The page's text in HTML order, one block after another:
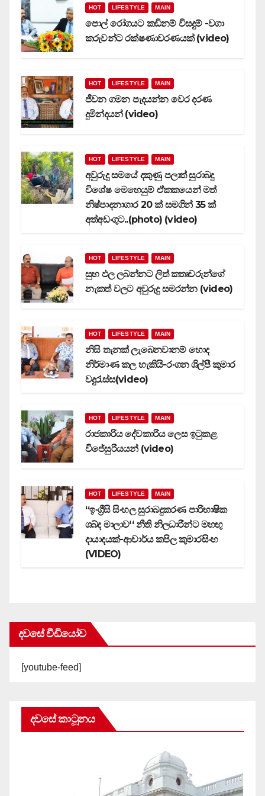
HOT LIFESTYLE MAIN
පොල් රෝගයට කඩිනම් විසදුම් -වගා
කරුවන්ට රක්ෂණාවරණයක් (video)
HOT LIFESTYLE MAIN
ජීවන ගමන පැදයන්න වෙර දරණ
දුමින්දයන් (video)
HOT LIFESTYLE MAIN
අවුරුදු සමයේ දකුණු පලාත් සුරාබදු
විශේෂ මෙහෙයුම් ඒකකයෙන් මත්
නිෂ්පාදනාගාර 20 ක් සමගින් 35 ක්
අත්අඩංගුට..(photo) (video)
HOT LIFESTYLE MAIN
සුභ ඵල ලබන්නට ලිත් කතෘවරුන්ගේ
නැකත් වලට අවුරුදු සමරන්න (video)
HOT LIFESTYLE MAIN
නිසි තැනක් ලැබෙනවානම් හොද
නිර්මාණ කල හැකියි-රංගන ශිල්පී කුමාර
වදුරැස්ස(video)
HOT LIFESTYLE MAIN
රාජකාරිය දේවකාරිය ලෙස ඉටුකළ
විජේසුරියයන් (video)
HOT LIFESTYLE MAIN
‘‘ඉංග්‍රීසි සිංහල සුරාබදුකරණ පාරිභාෂික
ශබ්ද මාලාව‘‘ නීති නිලධාරීන්ට මහඟු
දායාදයක්-ආචාර්ය කපිල කුමාරසිංහ
(VIDEO)
දවසේ වීඩියෝව
[youtube-feed]
දවසේ කාටූනය